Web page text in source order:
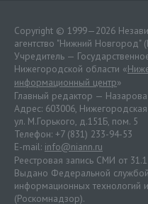
Copyright © 1999—2026
агентство "Нижний
Учредитель —
Нижегородской области «
информационный центр»
Главный редактор —
Адрес: 603006,
ул. М.Горького, д.151Б, пом. 5
Телефон: +7 (831) 233-94-53
E-mail: info@niann.ru
Реестровая запись СМИ от
Выдано Федеральной
информационных технологий
(Роскомнадзор).